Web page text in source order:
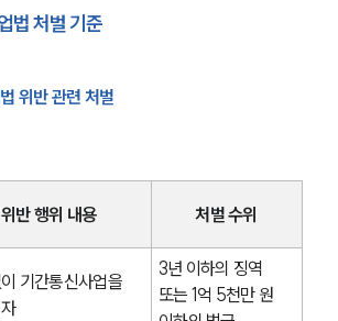
법 처벌 기준
위반 관련 처벌
위반 행위 내용 처벌 수위
기간통신사업을
3년 이하의 징역
또는 1억 5천만 원